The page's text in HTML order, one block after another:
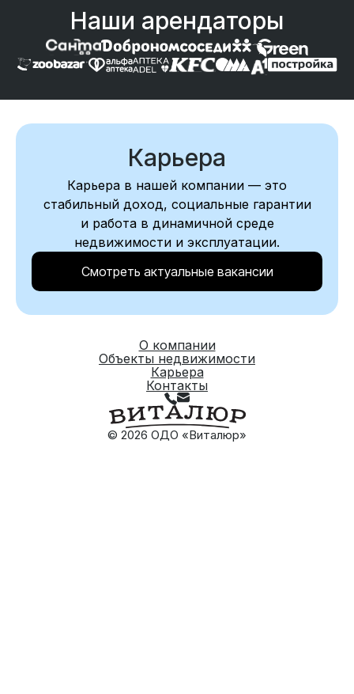
Наши арендаторы
Карьера
Карьера в нашей компании — это
стабильный доход, социальные гарантии
и работа в динамичной среде
недвижимости и эксплуатации.
Смотреть актуальные вакансии
© 2026 ОДО «Виталюр»
О компании
Объекты недвижимости
Карьера
Контакты